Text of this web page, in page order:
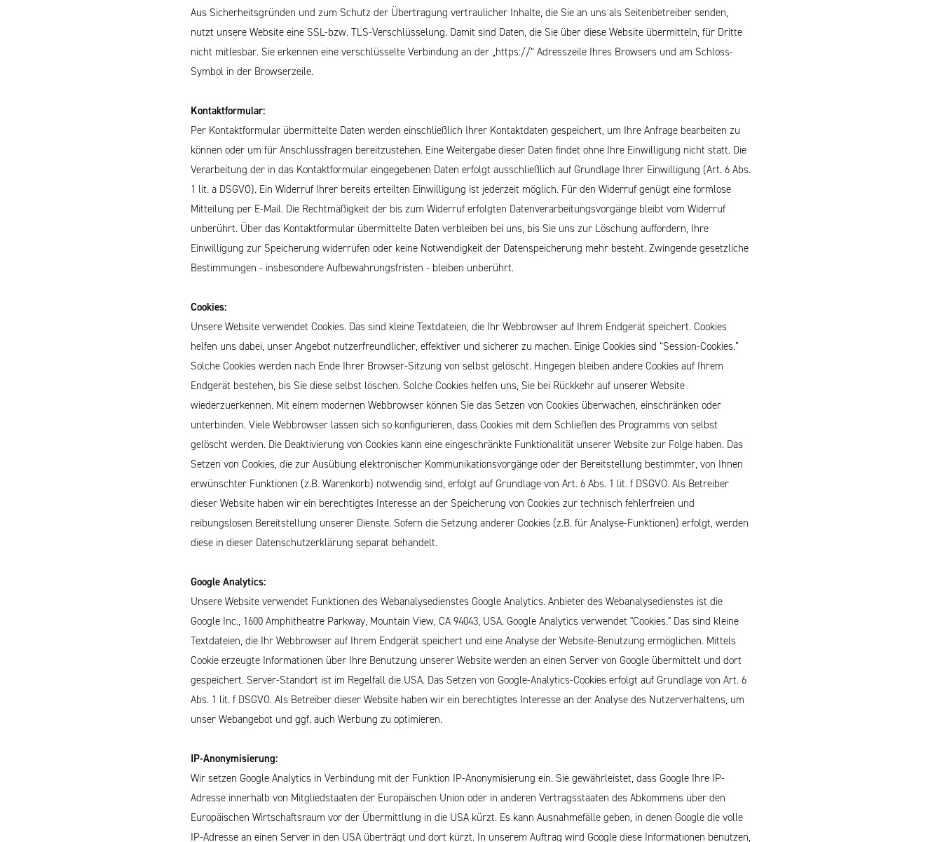
Aus Sicherheitsgründen und zum Schutz der Übertragung vertraulicher Inhalte, die Sie an uns als Seitenbetreiber senden,
nutzt unsere Website eine SSL-bzw. TLS-Verschlüsselung. Damit sind Daten, die Sie über diese Website übermitteln, für Dritte
nicht mitlesbar. Sie erkennen eine verschlüsselte Verbindung an der „https://“ Adresszeile Ihres Browsers und am Schloss-
Symbol in der Browserzeile.
Kontaktformular:
Per Kontaktformular übermittelte Daten werden einschließlich Ihrer Kontaktdaten gespeichert, um Ihre Anfrage bearbeiten zu
können oder um für Anschlussfragen bereitzustehen. Eine Weitergabe dieser Daten findet ohne Ihre Einwilligung nicht statt.Die
Verarbeitung der in das Kontaktformular eingegebenen Daten erfolgt ausschließlich auf Grundlage Ihrer Einwilligung (Art. 6 Abs.
1 lit. a DSGVO). Ein Widerruf Ihrer bereits erteilten Einwilligung ist jederzeit möglich. Für den Widerruf genügt eine formlose
Mitteilung per E-Mail. Die Rechtmäßigkeit der bis zum Widerruf erfolgten Datenverarbeitungsvorgänge bleibt vom Widerruf
unberührt.Über das Kontaktformular übermittelte Daten verbleiben bei uns, bis Sie uns zur Löschung auffordern, Ihre
Einwilligung zur Speicherung widerrufen oder keine Notwendigkeit der Datenspeicherung mehr besteht. Zwingende gesetzliche
Bestimmungen - insbesondere Aufbewahrungsfristen - bleiben unberührt.
Cookies:
Unsere Website verwendet Cookies. Das sind kleine Textdateien, die Ihr Webbrowser auf Ihrem Endgerät speichert. Cookies
helfen uns dabei, unser Angebot nutzerfreundlicher, effektiver und sicherer zu machen.Einige Cookies sind “Session-Cookies.”
Solche Cookies werden nach Ende Ihrer Browser-Sitzung von selbst gelöscht. Hingegen bleiben andere Cookies auf Ihrem
Endgerät bestehen, bis Sie diese selbst löschen. Solche Cookies helfen uns, Sie bei Rückkehr auf unserer Website
wiederzuerkennen. Mit einem modernen Webbrowser können Sie das Setzen von Cookies überwachen, einschränken oder
unterbinden. Viele Webbrowser lassen sich so konfigurieren, dass Cookies mit dem Schließen des Programms von selbst
gelöscht werden. Die Deaktivierung von Cookies kann eine eingeschränkte Funktionalität unserer Website zur Folge haben.Das
Setzen von Cookies, die zur Ausübung elektronischer Kommunikationsvorgänge oder der Bereitstellung bestimmter, von Ihnen
erwünschter Funktionen (z.B. Warenkorb) notwendig sind, erfolgt auf Grundlage von Art. 6 Abs. 1 lit. f DSGVO. Als Betreiber
dieser Website haben wir ein berechtigtes Interesse an der Speicherung von Cookies zur technisch fehlerfreien und
reibungslosen Bereitstellung unserer Dienste. Sofern die Setzung anderer Cookies (z.B. für Analyse-Funktionen) erfolgt, werden
diese in dieser Datenschutzerklärung separat behandelt.
Google Analytics:
Unsere Website verwendet Funktionen des Webanalysedienstes Google Analytics. Anbieter des Webanalysedienstes ist die
Google Inc., 1600 Amphitheatre Parkway, Mountain View, CA 94043, USA.Google Analytics verwendet "Cookies." Das sind kleine
Textdateien, die Ihr Webbrowser auf Ihrem Endgerät speichert und eine Analyse der Website-Benutzung ermöglichen. Mittels
Cookie erzeugte Informationen über Ihre Benutzung unserer Website werden an einen Server von Google übermittelt und dort
gespeichert. Server-Standort ist im Regelfall die USA.Das Setzen von Google-Analytics-Cookies erfolgt auf Grundlage von Art. 6
Abs. 1 lit. f DSGVO. Als Betreiber dieser Website haben wir ein berechtigtes Interesse an der Analyse des Nutzerverhaltens, um
unser Webangebot und ggf. auch Werbung zu optimieren.
IP-Anonymisierung:
Wir setzen Google Analytics in Verbindung mit der Funktion IP-Anonymisierung ein. Sie gewährleistet, dass Google Ihre IP-
Adresse innerhalb von Mitgliedstaaten der Europäischen Union oder in anderen Vertragsstaaten des Abkommens über den
Europäischen Wirtschaftsraum vor der Übermittlung in die USA kürzt. Es kann Ausnahmefälle geben, in denen Google die volle
IP-Adresse an einen Server in den USA überträgt und dort kürzt. In unserem Auftrag wird Google diese Informationen benutzen,